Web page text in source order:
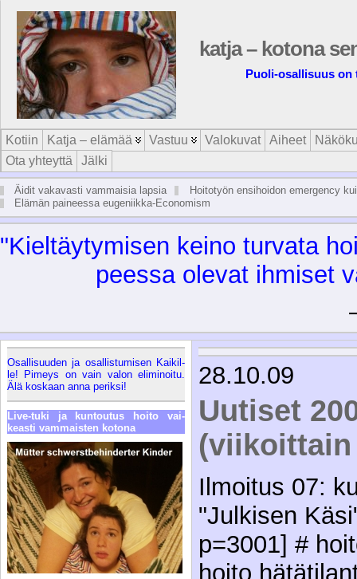
katja – kotona
Puoli-osallisuus on
Kotiin Katja – elämää Vastuu Valokuvat Aiheet
Ota yhteyttä
Jälki
Äidit vakavasti vammaisia lapsia
Hoitotyön ensihoidon emergency
Elämän paineessa eugeniikka-Economism
"Kiel­täy­ty­mi­sen kei­no tur­va­ta
pees­sa ole­vat ih­mi­set
Osal­li­suu­den ja osal­lis­tu­mi­sen Kai­kil­
le! Pi­meys on vain va­lon eli­mi­noi­tu.
Älä kos­kaan an­na pe­rik­si!
Li­ve-tu­ki ja kun­tou­tus hoi­to vai­
keas­ti vam­mais­ten ko­to­na
28.10.09
Uutiset
Ilmoitus 07:
"Julkisen
p=3001] #
hoito